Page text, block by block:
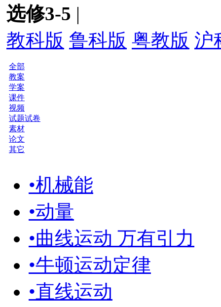
选修3-5 |
教科版 鲁科版 粤教版 沪
全部
教案
学案
课件
视频
试题试卷
素材
论文
其它
•机械能
•动量
•曲线运动 万有引力
•牛顿运动定律
•直线运动